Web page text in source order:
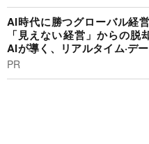
AI時代に勝つグローバル経
「見えない経営」からの脱
AIが導く、リアルタイム·デ
PR